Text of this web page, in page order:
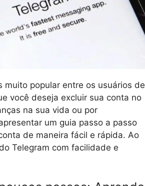
muito popular entre os usuários de
você deseja excluir sua conta no
na sua vida ou por
um guia passo a passo
de maneira fácil e rápida. Ao
Telegram com facilidade e